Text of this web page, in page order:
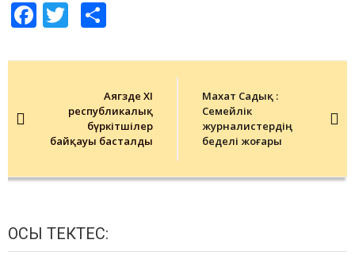
Facebook
Twitter
Аягөзде ХI
республикалық
бүркітшілер
байқауы басталды
Махат Садық :
Семейлік
журналистердің
беделі жоғары
ОСЫ ТЕКТЕС: